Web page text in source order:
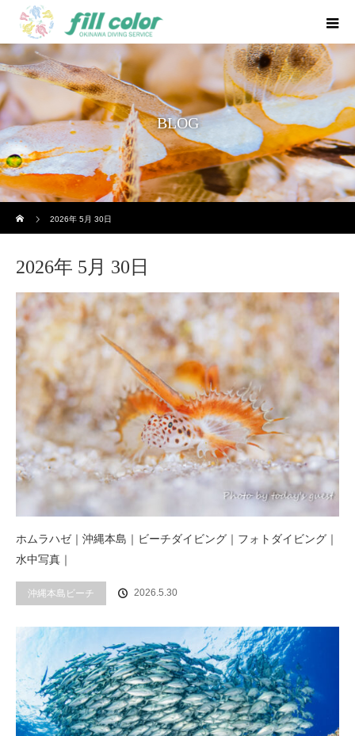
BLOG
2026年 5月 30日
2026年 5月 30日
ホムラハゼ｜沖縄本島｜ビーチダイビング｜フォトダイビング｜
水中写真｜
沖縄本島ビーチ 2026.5.30